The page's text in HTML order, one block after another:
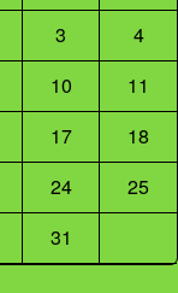
3
4
10
11
17
18
24
25
31